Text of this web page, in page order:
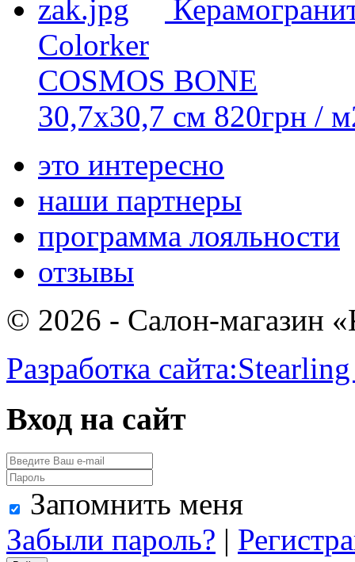
Colorker
COSMOS BONE
30,7x30,7 см 820грн /
это интересно
наши партнеры
программа лояльности
отзывы
© 2026 - Салон-магазин
Разработка сайта:
Вход на сайт
Запомнить меня
Забыли пароль? |